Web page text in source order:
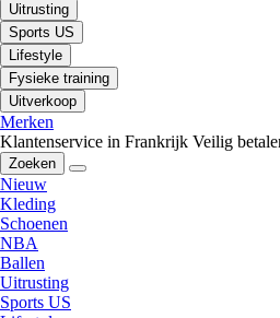
Uitrusting
Sports US
Lifestyle
Fysieke training
Uitverkoop
Merken
Klantenservice in Frankrijk Veilig
Zoeken
Nieuw
Kleding
Schoenen
NBA
Ballen
Uitrusting
Sports US